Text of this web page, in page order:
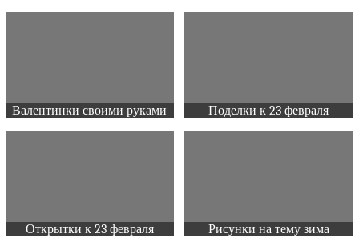
Валентинки своими руками Поделки к 23 февраля
Открытки к 23 февраля Рисунки на тему зима